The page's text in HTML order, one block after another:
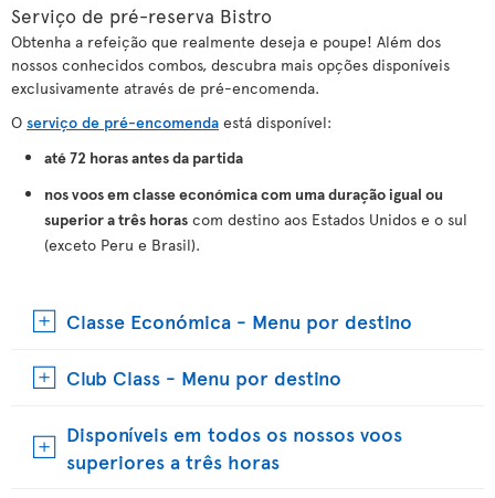
Serviço de pré-reserva Bistro
Obtenha a refeição que realmente deseja e poupe! Além dos
nossos conhecidos combos, descubra mais opções disponíveis
exclusivamente através de pré-encomenda.
O serviço de pré-encomenda está disponível:
até 72 horas antes da partida
nos voos em classe económica com uma duração igual ou
superior a três horas com destino aos Estados Unidos e o sul
(exceto Peru e Brasil).
Classe Económica - Menu por destino
Club Class - Menu por destino
Disponíveis em todos os nossos voos
superiores a três horas